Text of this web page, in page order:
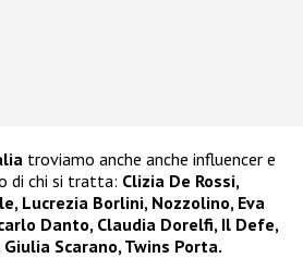
troviamo anche anche influencer e
di chi si tratta: Clizia De Rossi,
Lucrezia Borlini, Nozzolino, Eva
Danto, Claudia Dorelfi, Il Defe,
Scarano, Twins Porta.